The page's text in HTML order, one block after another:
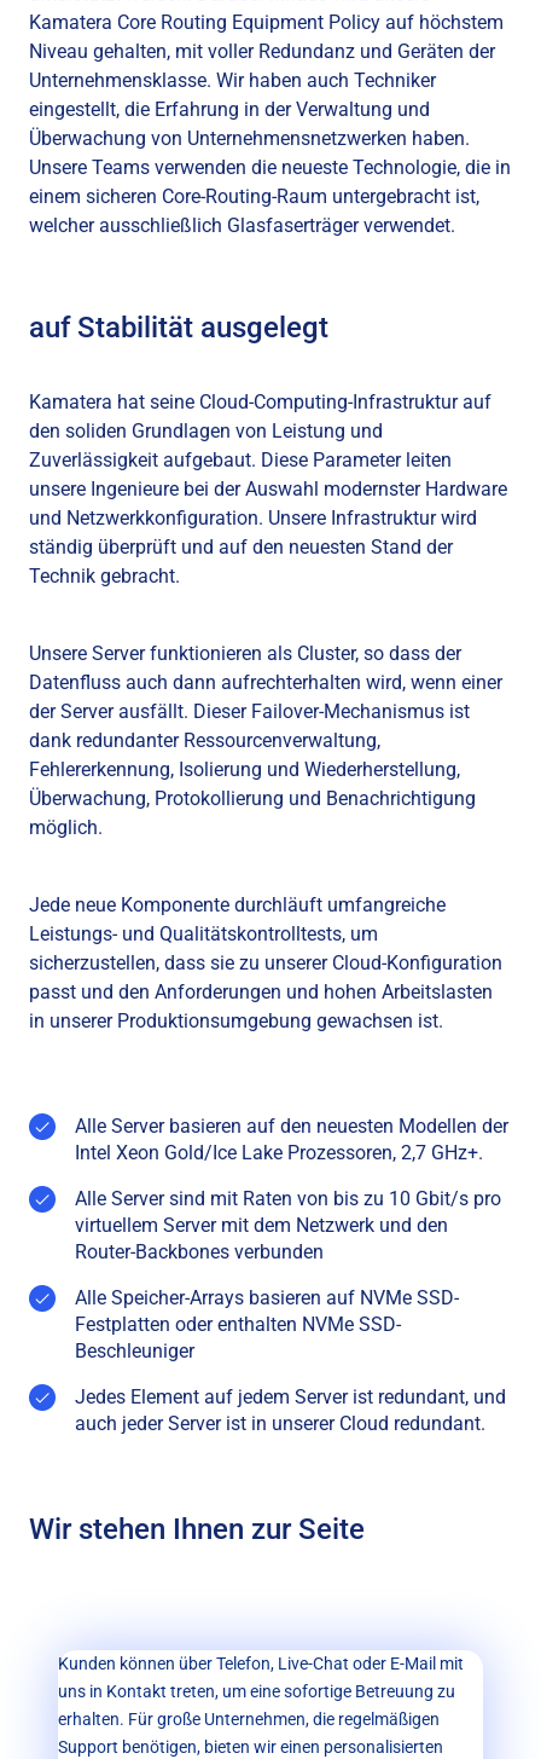
Kamatera Core Routing Equipment Policy auf höchstem
Niveau gehalten, mit voller Redundanz und Geräten der
Unternehmensklasse. Wir haben auch Techniker
eingestellt, die Erfahrung in der Verwaltung und
Überwachung von Unternehmensnetzwerken haben.
Unsere Teams verwenden die neueste Technologie, die in
einem sicheren Core-Routing-Raum untergebracht ist,
welcher ausschließlich Glasfaserträger verwendet.
auf Stabilität ausgelegt
Kamatera hat seine Cloud-Computing-Infrastruktur auf
den soliden Grundlagen von Leistung und
Zuverlässigkeit aufgebaut. Diese Parameter leiten
unsere Ingenieure bei der Auswahl modernster Hardware
und Netzwerkkonfiguration. Unsere Infrastruktur wird
ständig überprüft und auf den neuesten Stand der
Technik gebracht.
Unsere Server funktionieren als Cluster, so dass der
Datenfluss auch dann aufrechterhalten wird, wenn einer
der Server ausfällt. Dieser Failover-Mechanismus ist
dank redundanter Ressourcenverwaltung,
Fehlererkennung, Isolierung und Wiederherstellung,
Überwachung, Protokollierung und Benachrichtigung
möglich.
Jede neue Komponente durchläuft umfangreiche
Leistungs- und Qualitätskontrolltests, um
sicherzustellen, dass sie zu unserer Cloud-Konfiguration
passt und den Anforderungen und hohen Arbeitslasten
in unserer Produktionsumgebung gewachsen ist.
Alle Server basieren auf den neuesten Modellen der
Intel Xeon Gold/Ice Lake Prozessoren, 2,7 GHz+.
Alle Server sind mit Raten von bis zu 10 Gbit/s pro
virtuellem Server mit dem Netzwerk und den
Router-Backbones verbunden
Alle Speicher-Arrays basieren auf NVMe SSD-
Festplatten oder enthalten NVMe SSD-
Beschleuniger
Jedes Element auf jedem Server ist redundant, und
auch jeder Server ist in unserer Cloud redundant.
Wir stehen Ihnen zur Seite
Kunden können über Telefon, Live-Chat oder E-Mail mit
uns in Kontakt treten, um eine sofortige Betreuung zu
erhalten. Für große Unternehmen, die regelmäßigen
Support benötigen, bieten wir einen personalisierten